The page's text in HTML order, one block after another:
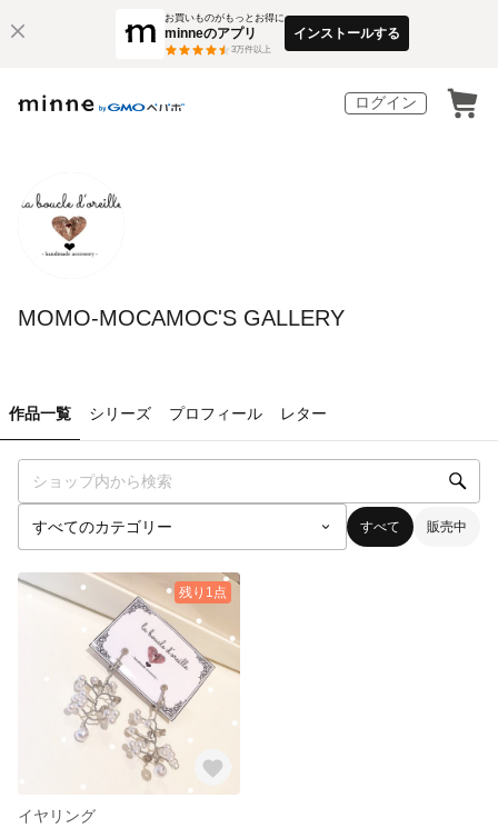
お買いものがもっとお得に
minneのアプリ
3万件以上
インストールする
ログイン
MOMO-MOCAMOC'S GALLERY
作品一覧 シリーズ プロフィール レター
すべて 販売中
残り1点
イヤリング